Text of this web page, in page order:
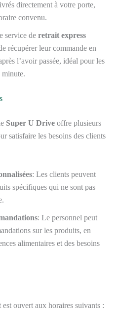
directement à votre porte,
convenu.
service de retrait express
récupérer leur commande en
l’avoir passée, idéal pour les
minute.
Super U Drive offre plusieurs
satisfaire les besoins des clients
: Les clients peuvent
spécifiques qui ne sont pas
: Le personnel peut
sur les produits, en
alimentaires et des besoins
ouvert aux horaires suivants :